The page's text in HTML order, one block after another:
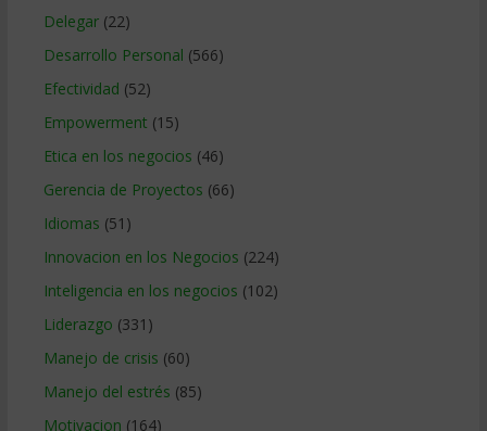
Delegar(22)
Desarrollo Personal (566)
Efectividad (52)
Empowerment (15)
Etica en los negocios (46)
Gerencia de Proyectos (66)
Idiomas (51)
Innovacion en los Negocios (224)
Inteligencia en los negocios (102)
Liderazgo (331)
Manejo de crisis (60)
Manejo del estrés (85)
Motivacion (164)